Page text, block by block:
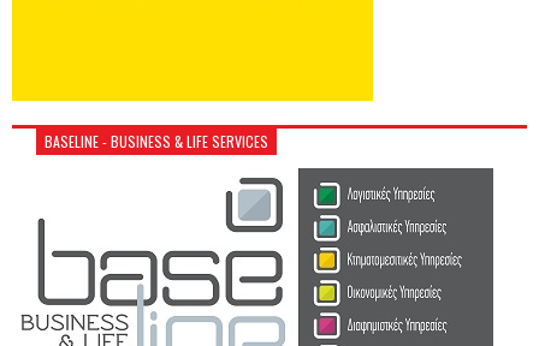
BASELINE - BUSINESS & LIFE SERVICES